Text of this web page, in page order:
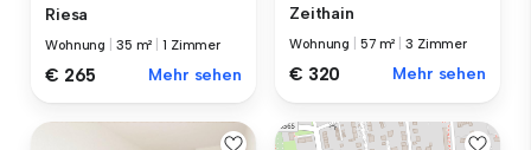
Riesa
Wohnung 35 m² |1 Zimmer
€ 265 Mehr sehen
Zeithain
Wohnung 57 m² |3 Zimmer
€ 320 Mehr sehen